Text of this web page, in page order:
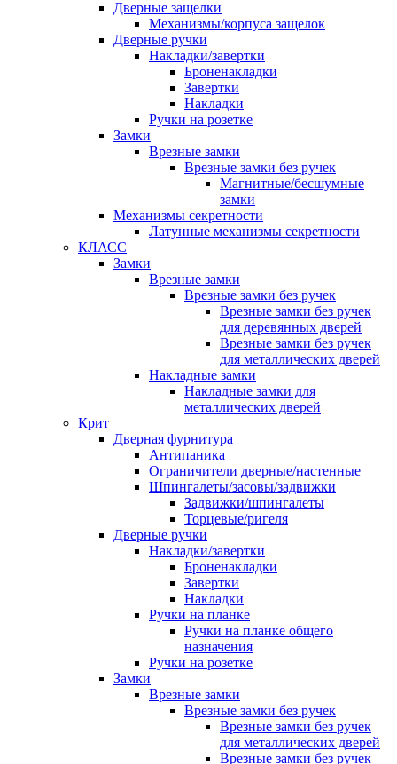
Дверные защелки
Механизмы/корпуса защелок
Дверные ручки
Накладки/завертки
Броненакладки
Завертки
Накладки
Ручки на розетке
Замки
Врезные замки
Врезные замки без ручек
Магнитные/бесшумные
замки
Механизмы секретности
Латунные механизмы секретности
КЛАСС
Замки
Врезные замки
Врезные замки без ручек
Врезные замки без ручек
для деревянных дверей
Врезные замки без ручек
для металлических дверей
Накладные замки
Накладные замки для
металлических дверей
Крит
Дверная фурнитура
Антипаника
Ограничители дверные/настенные
Шпингалеты/засовы/задвижки
Задвижки/шпингалеты
Торцевые/ригеля
Дверные ручки
Накладки/завертки
Броненакладки
Завертки
Накладки
Ручки на планке
Ручки на планке общего
назначения
Ручки на розетке
Замки
Врезные замки
Врезные замки без ручек
Врезные замки без ручек
для металлических дверей
Врезные замки без ручек